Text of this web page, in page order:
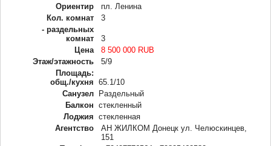
Ориентир
пл. Ленина
Кол. комнат
3
- раздельных
комнат
3
Цена
8 500 000 RUB
Этаж/этажность
5/9
Площадь:
общ./кухня
65.1/10
Санузел Раздельный
Балкон
стекленный
Лоджия
стекленная
Агентство
АН ЖИЛКОМ Донецк ул. Челюскинцев,
151